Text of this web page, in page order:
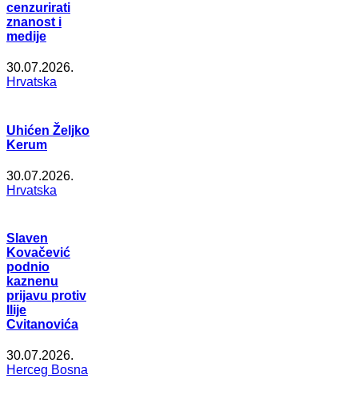
cenzurirati
znanost i
medije
30.07.2026.
Hrvatska
Uhićen Željko
Kerum
30.07.2026.
Hrvatska
Slaven
Kovačević
podnio
kaznenu
prijavu protiv
Ilije
Cvitanovića
30.07.2026.
Herceg Bosna